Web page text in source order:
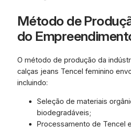
Método de
do
O método de produção da
calças jeans Tencel feminino
incluindo:
Seleção de materiais
biodegradáveis;
Processamento de Tencel